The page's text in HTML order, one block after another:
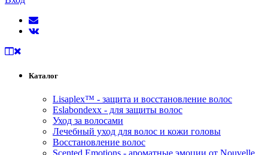
Каталог
Lisaplex™ - защита и восстановление волос
Eslabondexx - для защиты волос
Уход за волосами
Лечебный уход для волос и кожи головы
Восстановление волос